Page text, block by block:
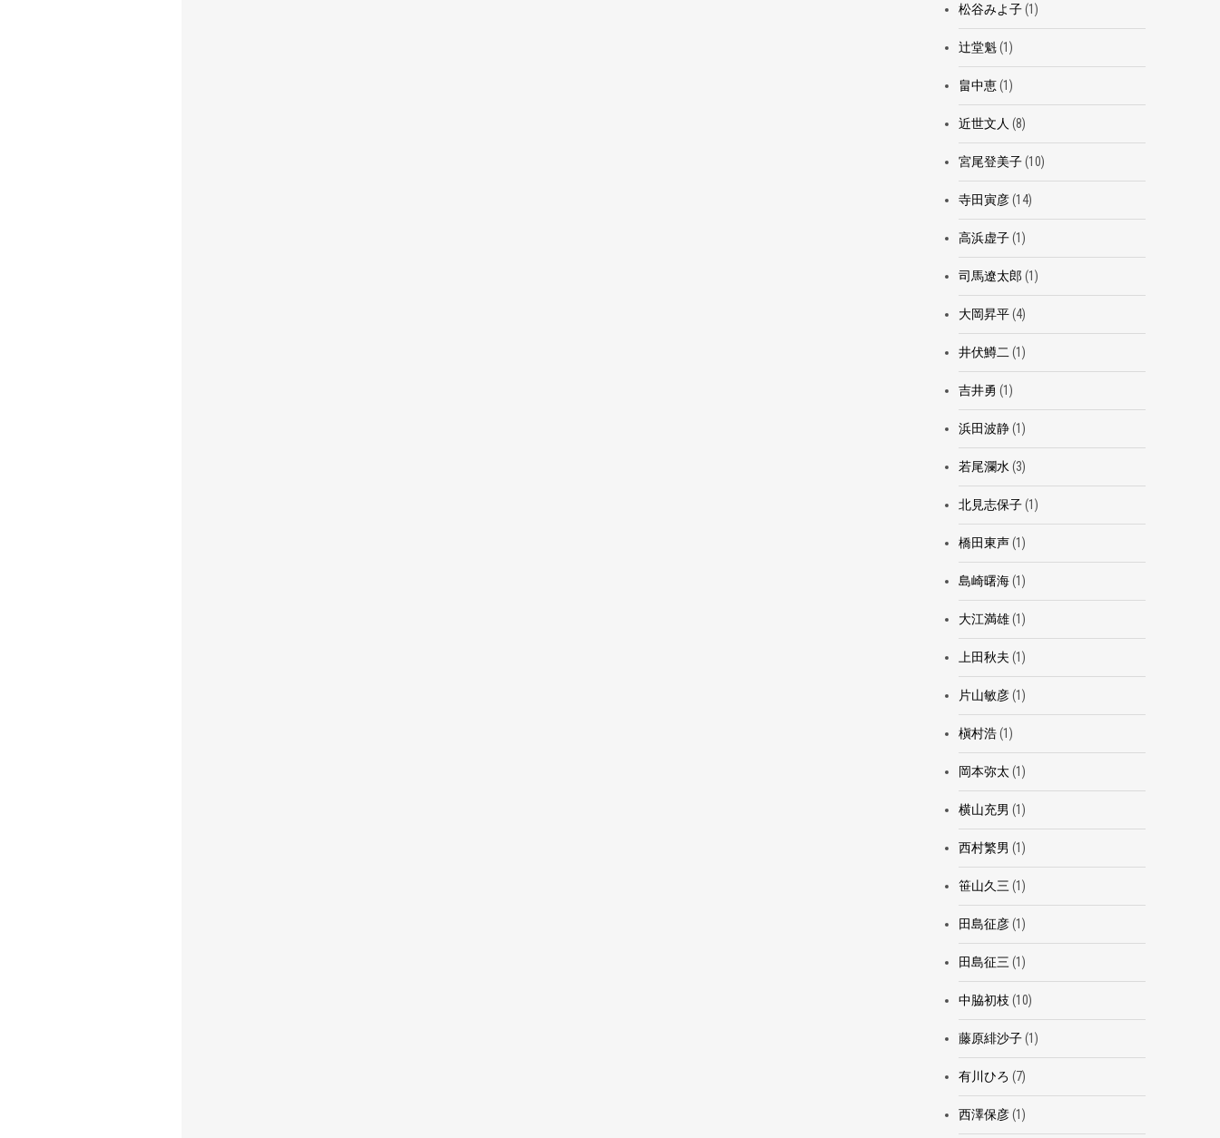
松谷みよ子(1)
辻堂魁(1)
畠中恵(1)
近世文人 (8)
宮尾登美子(10)
寺田寅彦(14)
高浜虚子(1)
司馬遼太郎 (1)
大岡昇平(4)
井伏鱒二 (1)
吉井勇 (1)
浜田波静(1)
若尾瀾水 (3)
北見志保子(1)
橋田東声(1)
島崎曙海(1)
大江満雄(1)
上田秋夫 (1)
片山敏彦(1)
槇村浩(1)
岡本弥太 (1)
横山充男 (1)
西村繁男 (1)
笹山久三 (1)
田島征彦(1)
田島征三 (1)
中脇初枝 (10)
藤原緋沙子(1)
有川ひろ (7)
西澤保彦(1)